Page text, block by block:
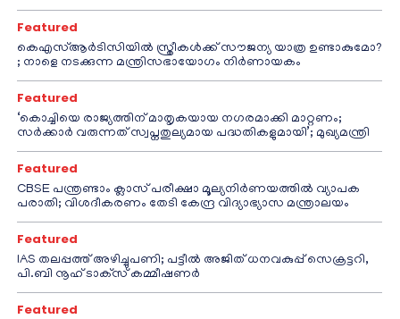
Featured
കെഎസ്ആർടിസിയിൽ സ്ത്രീകൾക്ക് സൗജന്യ യാത്ര ഉണ്ടാകുമോ?
; നാളെ നടക്കുന്ന മന്ത്രിസഭായോഗം നിർണായകം
Featured
‘കൊച്ചിയെ രാജ്യത്തിന് മാതൃകയായ നഗരമാക്കി മാറ്റണം;
സർക്കാർ വരുന്നത് സ്വപ്നതുല്യമായ പദ്ധതികളുമായി’; മുഖ്യമന്ത്രി
Featured
CBSE പന്ത്രണ്ടാം ക്ലാസ് പരീക്ഷാ മൂല്യനിർണയത്തിൽ വ്യാപക
പരാതി; വിശദീകരണം തേടി കേന്ദ്ര വിദ്യാഭ്യാസ മന്ത്രാലയം
Featured
IAS തലപ്പത്ത് അഴിച്ചുപണി; പട്ടീല്‍ അജിത് ധനവകുപ്പ് സെക്രട്ടറി,
പി.ബി നൂഹ് ടാക്‌സ് കമ്മീഷണര്‍
Featured